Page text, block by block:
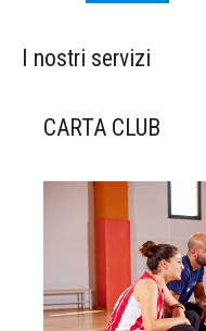
I nostri servizi
CARTA CLUB